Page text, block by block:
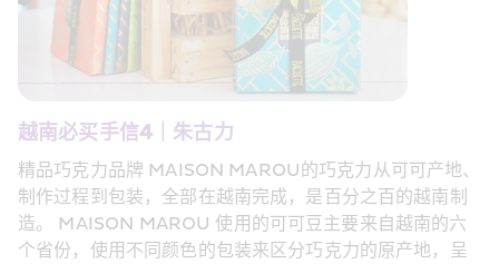
越南必买手信4｜朱古力
精品巧克力品牌 MAISON MAROU的巧克力从可可产地、
制作过程到包装，全部在越南完成，是百分之百的越南制
造。 MAISON MAROU 使用的可可豆主要来自越南的六
个省份，使用不同颜色的包装来区分巧克力的原产地，呈